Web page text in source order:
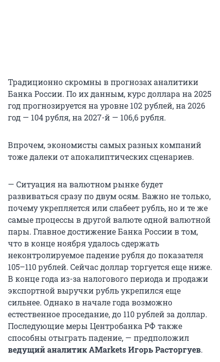
Традиционно скромны в прогнозах аналитики
Банка России. По их данным, курс доллара на 2025
год прогнозируется на уровне 102 рублей, на 2026
год — 104 рубля, на 2027-й — 106,6 рубля.
Впрочем, экономисты самых разных компаний
тоже далеки от апокалиптических сценариев.
— Ситуация на валютном рынке будет
развиваться сразу по двум осям. Важно не только,
почему укрепляется или слабеет рубль, но и те же
самые процессы в другой валюте одной валютной
пары. Главное достижение Банка России в том,
что в конце ноября удалось сдержать
неконтролируемое падение рубля до показателя
105–110 рублей. Сейчас доллар торгуется еще ниже.
В конце года из-за налогового периода и продажи
экспортной выручки рубль укрепился еще
сильнее. Однако в начале года возможно
естественное проседание, до 110 рублей за доллар.
Последующие меры Центробанка РФ также
способны отыграть падение, — предположил
ведущий аналитик AMarkets Игорь Расторгуев.